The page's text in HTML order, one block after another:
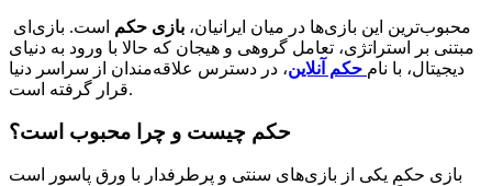
محبوب‌ترین این بازی‌ها در میان ایرانیان، بازی حکم است. بازی‌ای
مبتنی بر استراتژی، تعامل گروهی و هیجان که حالا با ورود به دنیای
دیجیتال، با نام حکم آنلاین، در دسترس علاقه‌مندان از سراسر دنیا
قرار گرفته است.
حکم چیست و چرا محبوب است؟
بازی حکم یکی از بازی‌های سنتی و پرطرفدار با ورق پاسور است